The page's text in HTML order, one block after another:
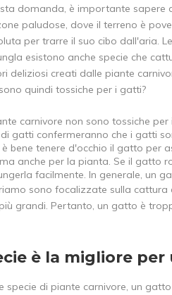
domanda, è importante sapere
paludose, dove il terreno è
per trarre il suo cibo dall'aria.
esistono anche specie che
deliziosi creati dalle piante
quindi tossiche per i gatti?
carnivore non sono tossiche
gatti confermeranno che i gatti
bene tenere d'occhio il gatto per
anche per la pianta. Se il gatto
facilmente. In generale, un
sono focalizzate sulla
grandi. Pertanto, un gatto è
è la migliore
specie di piante carnivore, un